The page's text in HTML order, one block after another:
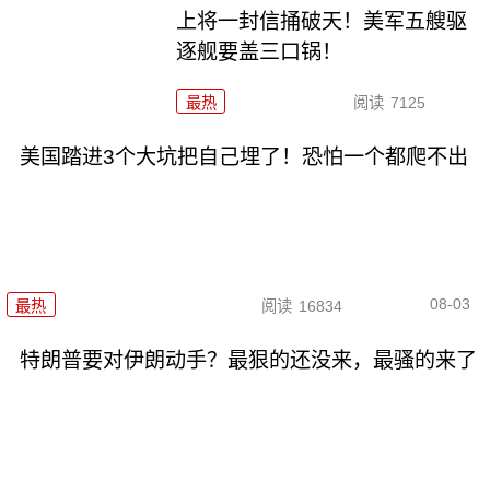
上将一封信捅破天！美军五艘驱
逐舰要盖三口锅！
最热 阅读 7125
美国踏进3个大坑把自己埋了！恐怕一个都爬不出
最热 阅读 16834 08-03
特朗普要对伊朗动手？最狠的还没来，最骚的来了